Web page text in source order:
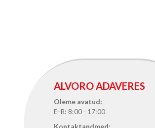
ALVORO ADAVERES
Oleme avatud:
E-R: 8:00 - 17:00
Kontaktandmed: